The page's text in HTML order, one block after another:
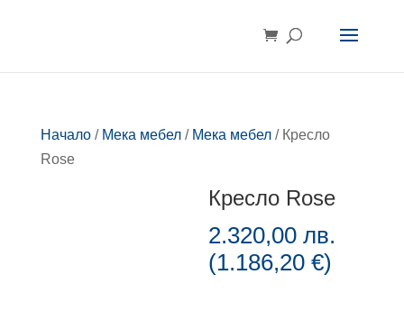
Начало/ Мека мебел/ Мека мебел/ Кресло
Rose
Кресло Rose
2.320,00лв.
(1.186,20€)